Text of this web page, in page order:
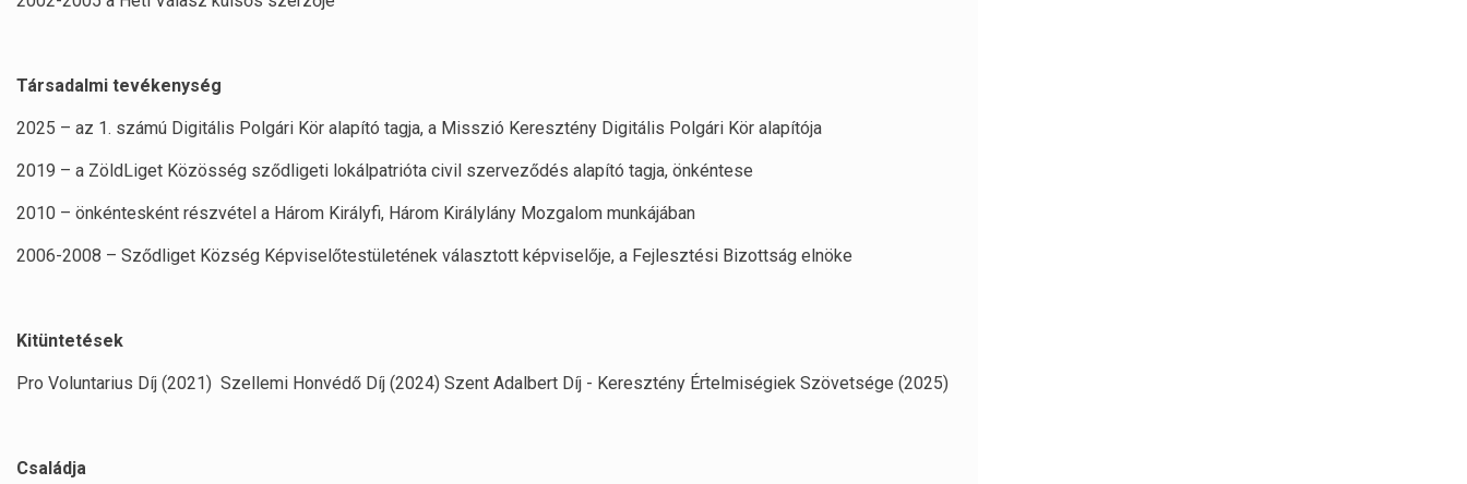
Társadalmi tevékenység
2025 – az 1. számú Digitális Polgári Kör alapító tagja, a Misszió Keresztény Digitális Polgári Kör alapítója
2019 – a ZöldLiget Közösség sződligeti lokálpatrióta civil szerveződés alapító tagja, önkéntese
2010 – önkéntesként részvétel a Három Királyfi, Három Királylány Mozgalom munkájában
2006-2008 – Sződliget Község Képviselőtestületének választott képviselője, a Fejlesztési Bizottság elnöke
Kitüntetések
Pro Voluntarius Díj (2021) Szellemi Honvédő Díj (2024) Szent Adalbert Díj - Keresztény Értelmiségiek Szövetsége (2025)
Családja